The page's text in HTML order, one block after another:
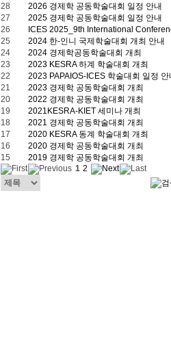
28
2026 경제학 공동학술대회 일정 안내
27
2025 경제학 공동학술대회 일정 안내
26
ICES 2025_9th International
25
2024 한-인니 국제학술대회 개최 안내
24
2024 경제학공동학술대회 개최
23
2023 KESRA 하계 학술대회 개최
22
2023 PAPAIOS-ICES 학술대회 일정
21
2023 경제학 공동학술대회 개최
20
2022 경제학 공동학술대회 개최
19
2021KESRA-KIET 세미나 개최
18
2021 경제학 공동학술대회 개최
17
2020 KESRA 동계 학술대회 개최
16
2020 경제학 공동학술대회 개최
15
2019 경제학 공동학술대회 개최
1 2